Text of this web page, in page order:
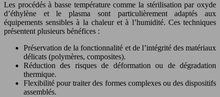
Les procédés à basse température comme la stérilisation par oxyde
d’éthylène et le plasma sont particulièrement adaptés aux
équipements sensibles à la chaleur et à l’humidité. Ces techniques
présentent plusieurs bénéfices :
Préservation de la fonctionnalité et de l’intégrité des matériaux
délicats (polymères, composites).
Réduction des risques de déformation ou de dégradation
thermique.
Flexibilité pour traiter des formes complexes ou des dispositifs
assemblés.